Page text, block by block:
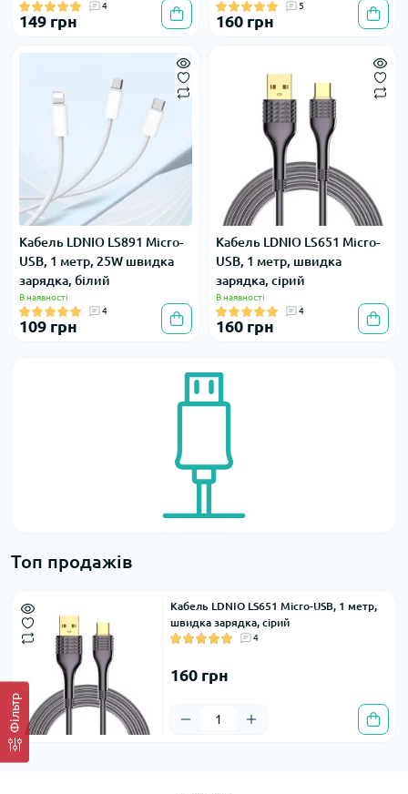
Фільтр
4
149 грн
5
160 грн
Кабель LDNIO LS891 Micro-
USB, 1 метр, 25W швидка
зарядка, білий
В наявності
4
109 грн
Кабель LDNIO LS651 Micro-
USB, 1 метр, швидка
зарядка, сірий
В наявності
4
160 грн
Топ продажів
Кабель LDNIO LS651 Micro-USB, 1 метр,
швидка зарядка, сірий
4
160 грн